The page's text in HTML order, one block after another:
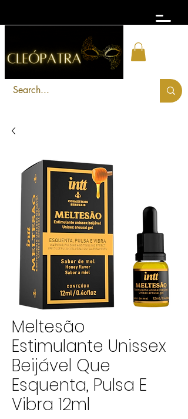
Meltesão
Estimulante Unissex
Beijável Que
Esquenta, Pulsa E
Vibra 12ml